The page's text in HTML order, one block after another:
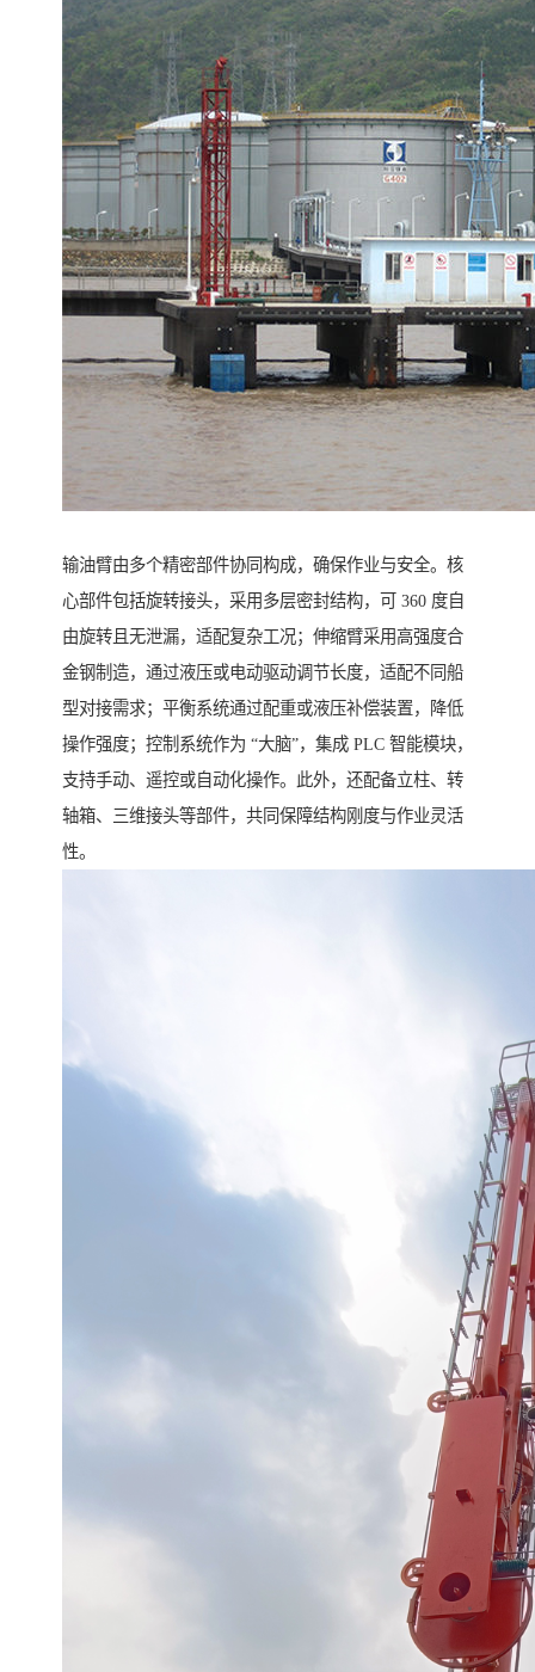
输油臂由多个精密部件协同构成，确保作业与安全。核
心部件包括旋转接头，采用多层密封结构，可 360 度自
由旋转且无泄漏，适配复杂工况；伸缩臂采用高强度合
金钢制造，通过液压或电动驱动调节长度，适配不同船
型对接需求；平衡系统通过配重或液压补偿装置，降低
操作强度；控制系统作为 “大脑”，集成 PLC 智能模块，
支持手动、遥控或自动化操作。此外，还配备立柱、转
轴箱、三维接头等部件，共同保障结构刚度与作业灵活
性。